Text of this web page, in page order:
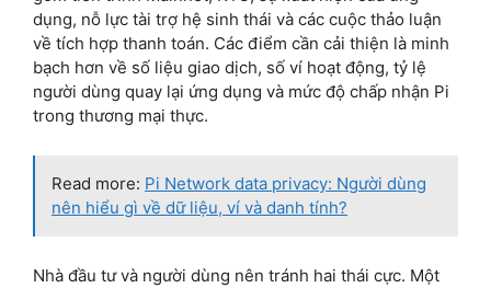
dụng, nỗ lực tài trợ hệ sinh thái và các cuộc thảo luận
về tích hợp thanh toán. Các điểm cần cải thiện là minh
bạch hơn về số liệu giao dịch, số ví hoạt động, tỷ lệ
người dùng quay lại ứng dụng và mức độ chấp nhận Pi
trong thương mại thực.
Read more: Pi Network data privacy: Người dùng
nên hiểu gì về dữ liệu, ví và danh tính?
Nhà đầu tư và người dùng nên tránh hai thái cực. Một